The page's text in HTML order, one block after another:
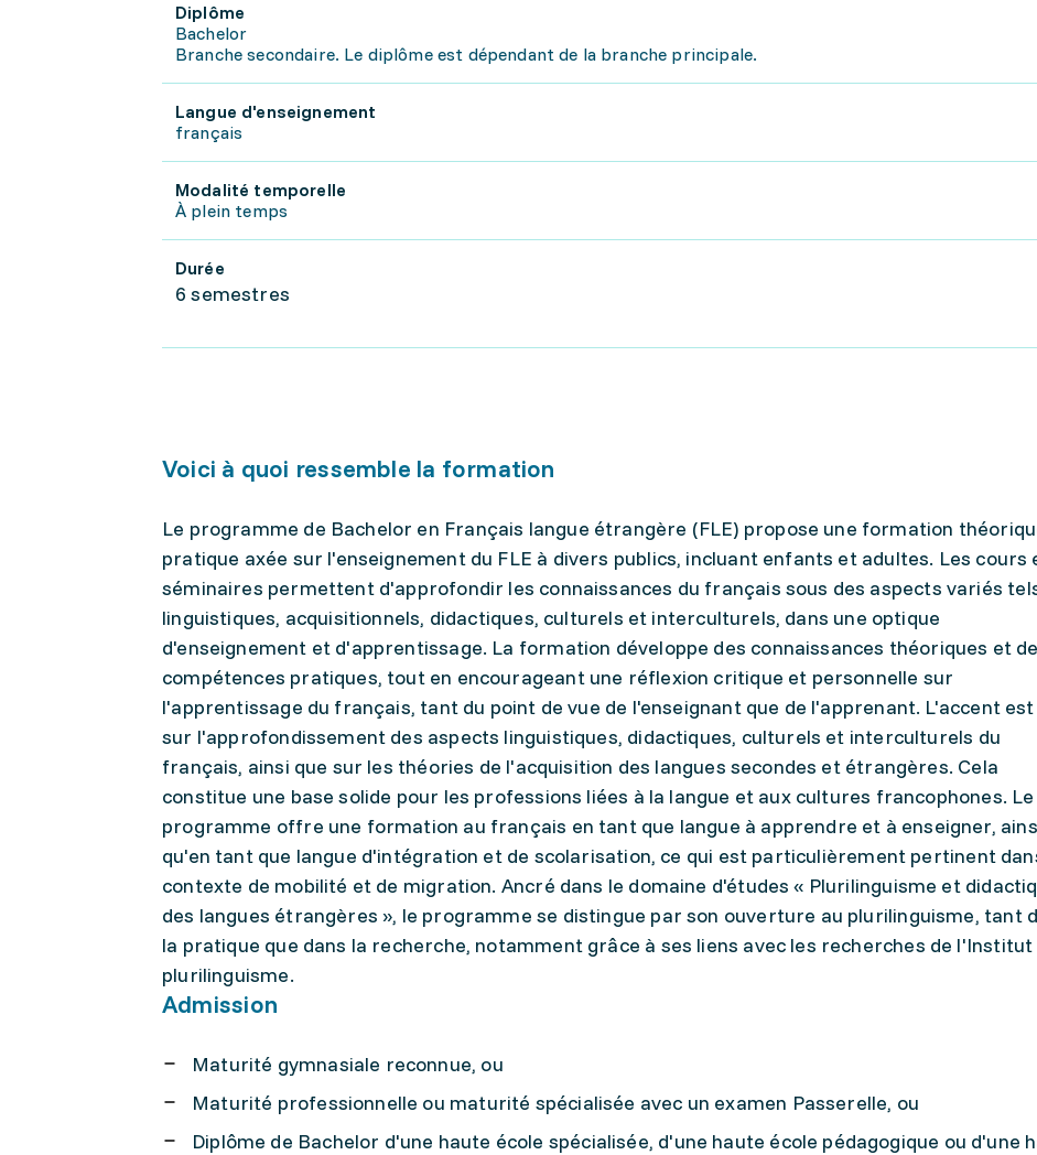
Diplôme
Bachelor
Branche secondaire. Le diplôme est dépendant de la branche principale.
Langue d'enseignement
français
Modalité temporelle
À plein temps
Durée
6 semestres
Voici à quoi ressemble la formation
Le programme de Bachelor en Français langue étrangère (FLE) propose une formation
pratique axée sur l'enseignement du FLE à divers publics, incluant enfants et adultes. Les cours
séminaires permettent d'approfondir les connaissances du français sous des aspects variés
linguistiques, acquisitionnels, didactiques, culturels et interculturels, dans une optique
d'enseignement et d'apprentissage. La formation développe des connaissances théoriques et
compétences pratiques, tout en encourageant une réflexion critique et personnelle sur
l'apprentissage du français, tant du point de vue de l'enseignant que de l'apprenant. L'accent
sur l'approfondissement des aspects linguistiques, didactiques, culturels et interculturels du
français, ainsi que sur les théories de l'acquisition des langues secondes et étrangères. Cela
constitue une base solide pour les professions liées à la langue et aux cultures francophones. Le
programme offre une formation au français en tant que langue à apprendre et à enseigner,
qu'en tant que langue d'intégration et de scolarisation, ce qui est particulièrement pertinent
contexte de mobilité et de migration. Ancré dans le domaine d'études « Plurilinguisme et
des langues étrangères », le programme se distingue par son ouverture au plurilinguisme, tant
la pratique que dans la recherche, notamment grâce à ses liens avec les recherches de l'Institut
plurilinguisme.
Admission
Maturité gymnasiale reconnue, ou
Maturité professionnelle ou maturité spécialisée avec un examen Passerelle, ou
Diplôme de Bachelor d'une haute école spécialisée, d'une haute école pédagogique ou d'une